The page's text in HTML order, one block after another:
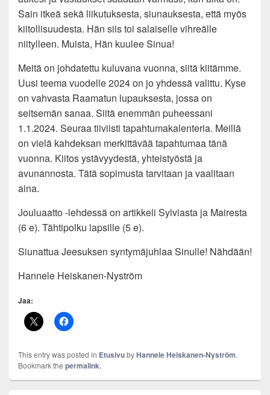
Sain itkeä sekä liikutuksesta, siunauksesta, että myös
kiitollisuudesta. Hän siis toi salaiselle vihreälle
niitylleen. Muista, Hän kuulee Sinua!
Meitä on johdatettu kuluvana vuonna, siitä kiitämme.
Uusi teema vuodelle 2024 on jo yhdessä valittu. Kyse
on vahvasta Raamatun lupauksesta, jossa on
seitsemän sanaa. Siitä enemmän puheessani
1.1.2024. Seuraa tiiviisti tapahtumakalenteria. Meillä
on vielä kahdeksan merkittävää tapahtumaa tänä
vuonna. Kiitos ystävyydestä, yhteistyöstä ja
avunannosta. Tätä sopimusta tarvitaan ja vaalitaan
aina.
Jouluaatto -lehdessä on artikkeli Sylviasta ja Mairesta
(6 e). Tähtipolku lapsille (5 e).
Siunattua Jeesuksen syntymäjuhlaa Sinulle! Nähdään!
Hannele Heiskanen-Nyström
Jaa:
This entry was posted in EtusivubyHannele Heiskanen-Nyström.
Bookmark the permalink.